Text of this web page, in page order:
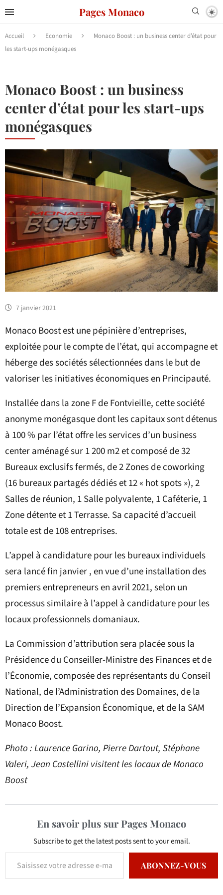
Pages Monaco
Accueil Economie
Monaco Boost : un business center d’état pour
les start-ups monégasques
Monaco Boost : un business
center d’état pour les start-ups
monégasques
7 janvier 2021
Monaco Boost est une pépinière d’entreprises,
exploitée pour le compte de l’état, qui accompagne et
héberge des sociétés sélectionnées dans le but de
valoriser les initiatives économiques en Principauté.
Installée dans la zone F de Fontvieille, cette société
anonyme monégasque dont les capitaux sont détenus
à 100 % par l’état offre les services d’un business
center aménagé sur 1 200 m2 et composé de 32
Bureaux exclusifs fermés, de 2 Zones de coworking
(16 bureaux partagés dédiés et 12 « hot spots »), 2
Salles de réunion, 1 Salle polyvalente, 1 Caféterie, 1
Zone détente et 1 Terrasse. Sa capacité d’accueil
totale est de 108 entreprises.
L’appel à candidature pour les bureaux individuels
sera lancé fin janvier , en vue d’une installation des
premiers entrepreneurs en avril 2021, selon un
processus similaire à l’appel à candidature pour les
locaux professionnels domaniaux.
La Commission d’attribution sera placée sous la
Présidence du Conseiller-Ministre des Finances et de
l’Économie, composée des représentants du Conseil
National, de l’Administration des Domaines, de la
Direction de l’Expansion Économique, et de la SAM
Monaco Boost.
Photo : Laurence Garino, Pierre Dartout, Stéphane
Valeri, Jean Castellini visitent les locaux de Monaco
Boost
En savoir plus sur Pages Monaco
Subscribe to get the latest posts sent to your email.
ABONNEZ-VOUS